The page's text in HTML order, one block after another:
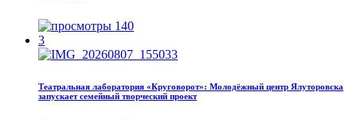
140
3
Театральная лаборатория «Круговорот»: Молодёжный центр Ялуторовска
запускает семейный творческий проект